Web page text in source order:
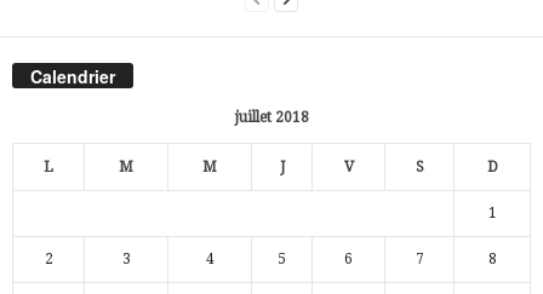
Calendrier
juillet 2018
L M M J V S D
1
2 3 4 5 6 7 8